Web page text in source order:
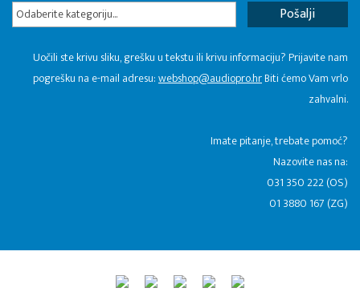
Odaberite kategoriju...
Uočili ste krivu sliku, grešku u tekstu ili krivu informaciju? Prijavite nam
pogrešku na e-mail adresu:webshop@audiopro.hrBiti ćemo Vam vrlo
zahvalni.
​Imate pitanje, trebate pomoć?
Nazovite nas na:
031 350 222 (OS)
01 3880 167 (ZG)